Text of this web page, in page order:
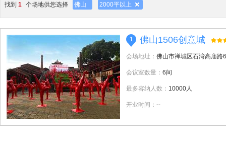
找到 1 个场地供您选择 佛山 2000平以上
1 佛山1506创意城
会场地址： 佛山市禅城区石湾高庙路
会议室数量： 6间
最多容纳人数： 10000人
开业时间： --